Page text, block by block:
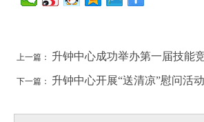
上一篇： 升钟中心成功举办第一届技能
下一篇： 升钟中心开展“送清凉”慰问活动